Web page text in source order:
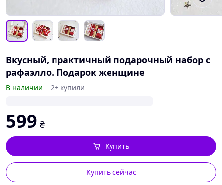
Вкусный, практичный подарочный набор с
рафаэлло. Подарок женщине
В наличии 2+ купили
599 ₴
Купить сейчас
Купить